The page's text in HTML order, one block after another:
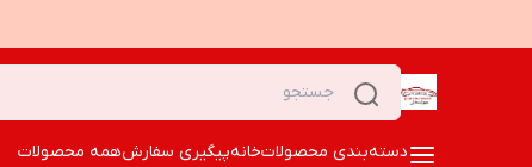
دسته‌بندی محصولاتخانهپیگیری سفارشهمه محصولات